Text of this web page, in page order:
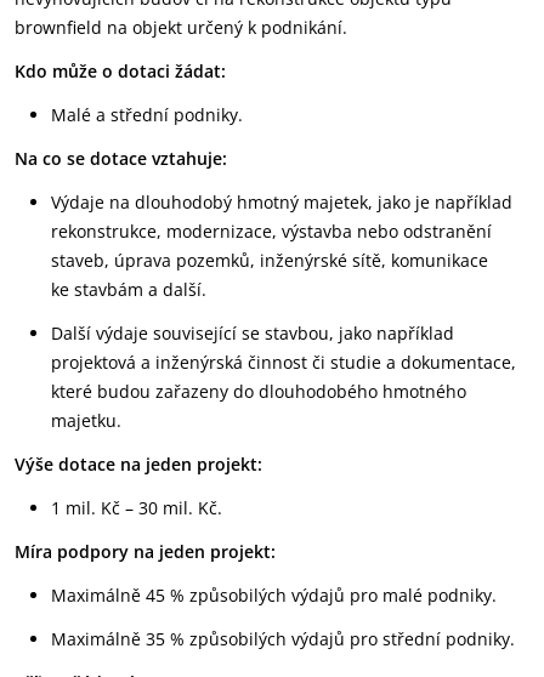
brownfield na objekt určený k podnikání.
Kdo může o dotaci žádat:
Malé a střední podniky.
Na co se dotace vztahuje:
Výdaje na dlouhodobý hmotný majetek, jako je například
rekonstrukce, modernizace, výstavba nebo odstranění
staveb, úprava pozemků, inženýrské sítě, komunikace
ke stavbám a další.
Další výdaje související se stavbou, jako například
projektová a inženýrská činnost či studie a dokumentace,
které budou zařazeny do dlouhodobého hmotného
majetku.
Výše dotace na jeden projekt:
1 mil. Kč – 30 mil. Kč.
Míra podpory na jeden projekt:
Maximálně 45 % způsobilých výdajů pro malé podniky.
Maximálně 35 % způsobilých výdajů pro střední podniky.